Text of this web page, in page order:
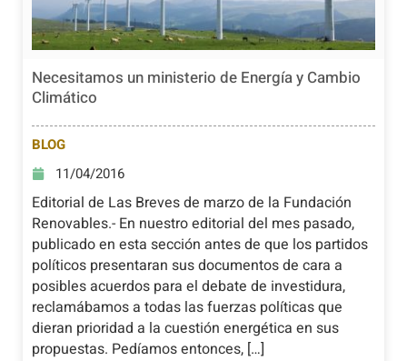
Necesitamos un ministerio de Energía y Cambio
Climático
BLOG
11/04/2016
Editorial de Las Breves de marzo de la Fundación
Renovables.- En nuestro editorial del mes pasado,
publicado en esta sección antes de que los partidos
políticos presentaran sus documentos de cara a
posibles acuerdos para el debate de investidura,
reclamábamos a todas las fuerzas políticas que
dieran prioridad a la cuestión energética en sus
propuestas. Pedíamos entonces, […]